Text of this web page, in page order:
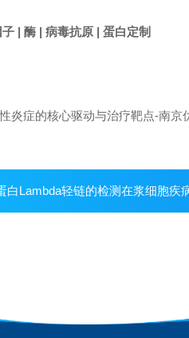
| 酶 | 病毒抗原 | 蛋白定制
炎症的核心驱动与治疗靶点-南京
Lambda轻链的检测在浆细胞疾病诊断